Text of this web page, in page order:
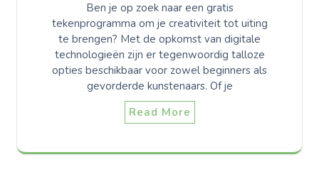
Ben je op zoek naar een gratis
tekenprogramma om je creativiteit tot uiting
te brengen? Met de opkomst van digitale
technologieën zijn er tegenwoordig talloze
opties beschikbaar voor zowel beginners als
gevorderde kunstenaars. Of je
Read More